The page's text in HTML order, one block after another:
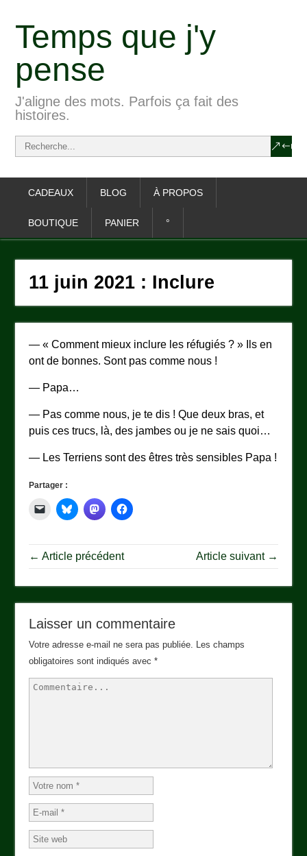
Temps que j'y
pense
J'aligne des mots. Parfois ça fait des
histoires.
CADEAUX BLOG À PROPOS
BOUTIQUE PANIER °
11 juin 2021 : Inclure
— « Comment mieux inclure les réfugiés ? » Ils en
ont de bonnes. Sont pas comme nous !
— Papa…
— Pas comme nous, je te dis ! Que deux bras, et
puis ces trucs, là, des jambes ou je ne sais quoi…
— Les Terriens sont des êtres très sensibles Papa !
Partager :
← Article précédent Article suivant →
Laisser un commentaire
Votre adresse e-mail ne sera pas publiée. Les champs
obligatoires sont indiqués avec*